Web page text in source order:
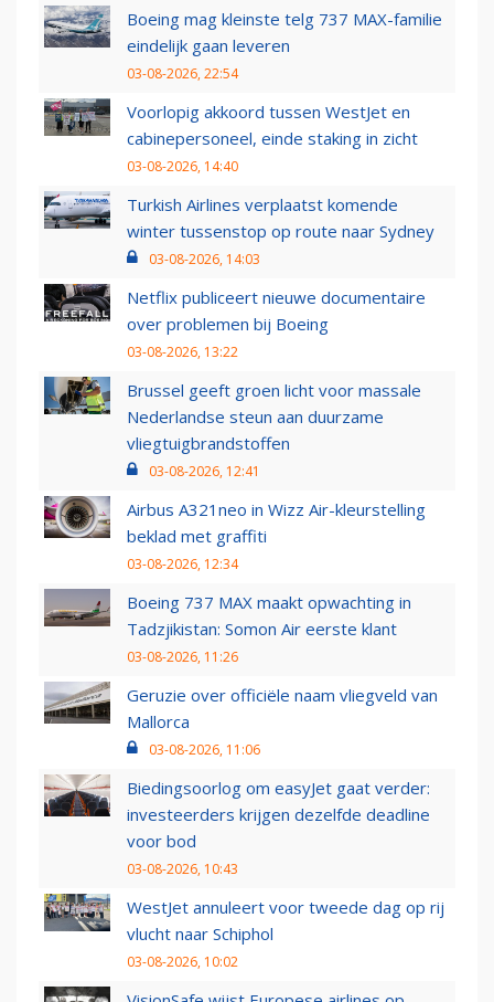
Boeing mag kleinste telg 737 MAX-familie
eindelijk gaan leveren
03-08-2026, 22:54
Voorlopig akkoord tussen WestJet en
cabinepersoneel, einde staking in zicht
03-08-2026, 14:40
Turkish Airlines verplaatst komende
winter tussenstop op route naar Sydney
03-08-2026, 14:03
Netflix publiceert nieuwe documentaire
over problemen bij Boeing
03-08-2026, 13:22
Brussel geeft groen licht voor massale
Nederlandse steun aan duurzame
vliegtuigbrandstoffen
03-08-2026, 12:41
Airbus A321neo in Wizz Air-kleurstelling
beklad met graffiti
03-08-2026, 12:34
Boeing 737 MAX maakt opwachting in
Tadzjikistan: Somon Air eerste klant
03-08-2026, 11:26
Geruzie over officiële naam vliegveld van
Mallorca
03-08-2026, 11:06
Biedingsoorlog om easyJet gaat verder:
investeerders krijgen dezelfde deadline
voor bod
03-08-2026, 10:43
WestJet annuleert voor tweede dag op rij
vlucht naar Schiphol
03-08-2026, 10:02